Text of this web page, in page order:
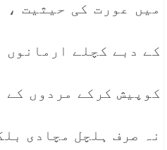
میں عورت کی حیثیت
کے دبے کچلے ارمانوں
کوپیش کرکے مردوں کے
نہ صرف ہلچل مچادی